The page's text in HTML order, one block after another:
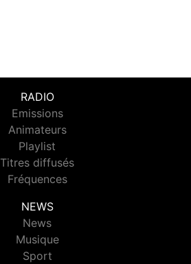
RADIO
Emissions
Animateurs
Playlist
Titres diffusés
Fréquences
NEWS
News
Musique
Sport